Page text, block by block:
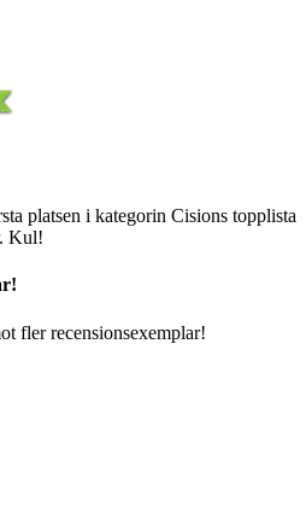
platsen i kategorin Cisions topplista
Kul!
fler recensionsexemplar!